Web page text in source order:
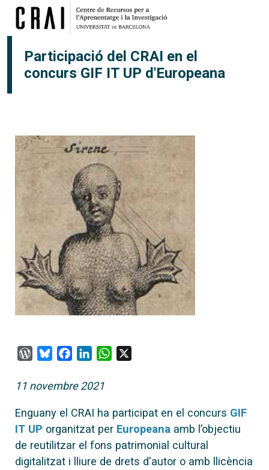
Vés al contingut
Participació del CRAI en el
concurs GIF IT UP d'Europeana
WordPress
BlueskyFacebook
LinkedInWhatsApp
11 novembre 2021
Enguany el CRAI ha participat en el concurs GIF
IT UP organitzat per Europeana amb l’objectiu
de reutilitzar el fons patrimonial cultural
digitalitzat i lliure de drets d'autor o amb llicència